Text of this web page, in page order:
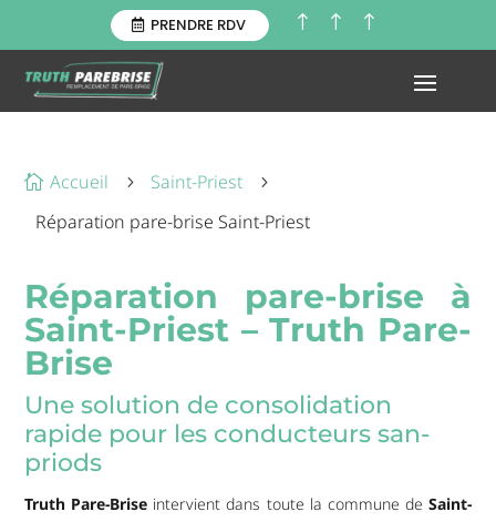
PRENDRE RDV ! ! !
 Accueil 5 Saint-Priest 5
Réparation pare-brise Saint-Priest
Réparation pare-brise à
Saint-Priest – Truth Pare-
Brise
Une solution de consolidation
rapide pour les conducteurs san-
priods
Truth Pare-Brise intervient dans toute la commune de Saint-